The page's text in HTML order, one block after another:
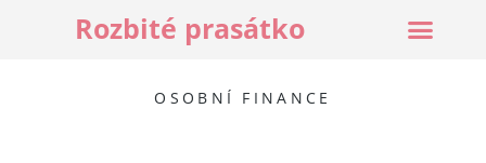
Rozbité prasátko
OSOBNÍ FINANCE